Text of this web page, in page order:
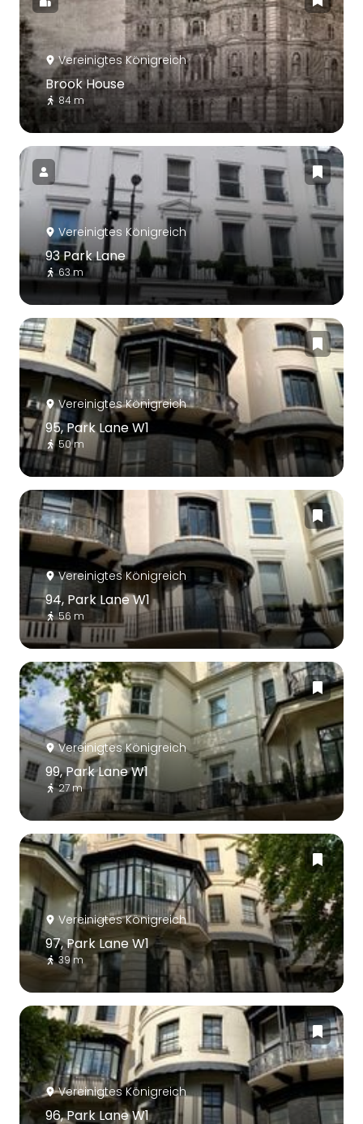
Vereinigtes Königreich
Brook House
84 m
Vereinigtes Königreich
93 Park Lane
63 m
Vereinigtes Königreich
95, Park Lane W1
50 m
Vereinigtes Königreich
94, Park Lane W1
56 m
Vereinigtes Königreich
99, Park Lane W1
27 m
Vereinigtes Königreich
97, Park Lane W1
39 m
Vereinigtes Königreich
96, Park Lane W1